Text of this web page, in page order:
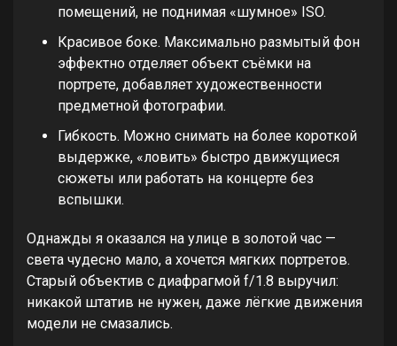
помещений, не поднимая «шумное» ISO.
Красивое боке. Максимально размытый фон
эффектно отделяет объект съёмки на
портрете, добавляет художественности
предметной фотографии.
Гибкость. Можно снимать на более короткой
выдержке, «ловить» быстро движущиеся
сюжеты или работать на концерте без
вспышки.
Однажды я оказался на улице в золотой час —
света чудесно мало, а хочется мягких портретов.
Старый объектив с диафрагмой f/1.8 выручил:
никакой штатив не нужен, даже лёгкие движения
модели не смазались.